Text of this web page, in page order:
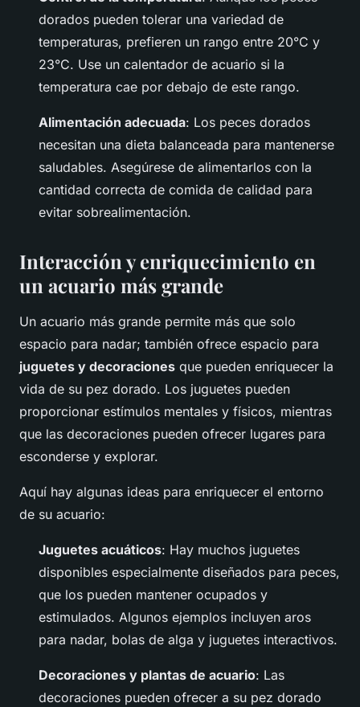
dorados pueden tolerar una variedad de
temperaturas, prefieren un rango entre 20°C y
23°C. Use un calentador de acuario si la
temperatura cae por debajo de este rango.
Alimentación adecuada: Los peces dorados
necesitan una dieta balanceada para mantenerse
saludables. Asegúrese de alimentarlos con la
cantidad correcta de comida de calidad para
evitar sobrealimentación.
Interacción y enriquecimiento en
un acuario más grande
Un acuario más grande permite más que solo
espacio para nadar; también ofrece espacio para
juguetes y decoraciones que pueden enriquecer la
vida de su pez dorado. Los juguetes pueden
proporcionar estímulos mentales y físicos, mientras
que las decoraciones pueden ofrecer lugares para
esconderse y explorar.
Aquí hay algunas ideas para enriquecer el entorno
de su acuario:
Juguetes acuáticos: Hay muchos juguetes
disponibles especialmente diseñados para peces,
que los pueden mantener ocupados y
estimulados. Algunos ejemplos incluyen aros
para nadar, bolas de alga y juguetes interactivos.
Decoraciones y plantas de acuario: Las
decoraciones pueden ofrecer a su pez dorado